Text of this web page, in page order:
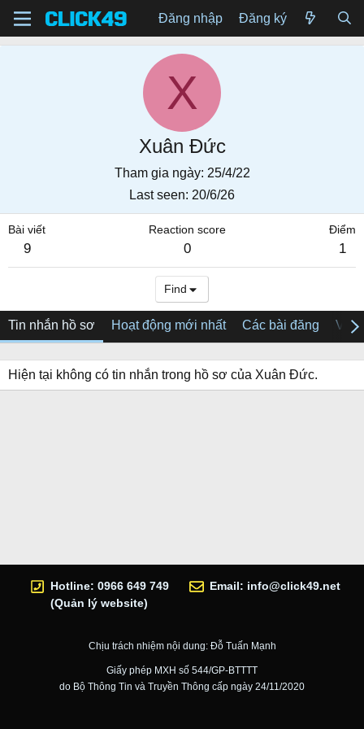
Đăng nhập Đăng ký
X
Xuân Đức
Tham gia ngày 25/4/22
Last seen 20/6/26
Bài viết
9
Reaction score
0
Điểm
1
Find
Tin nhắn hồ sơ Hoạt động mới nhất Các bài đăng Về
Hiện tại không có tin nhắn trong hồ sơ của Xuân Đức.
Hotline: 0966 649 749
(Quản lý website)
Email: info@click49.net
Chịu trách nhiệm nội dung: Đỗ Tuấn Mạnh
Giấy phép MXH số 544/GP-BTTTT
do Bộ Thông Tin và Truyền Thông cấp ngày 24/11/2020